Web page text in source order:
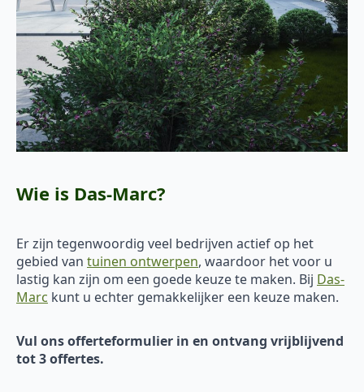
Wie is Das-Marc?
Er zijn tegenwoordig veel bedrijven actief op het
gebied van tuinen ontwerpen, waardoor het voor u
lastig kan zijn om een goede keuze te maken. Bij Das-
Marc kunt u echter gemakkelijker een keuze maken.
Vul ons offerteformulier in en ontvang vrijblijvend
tot 3 offertes.